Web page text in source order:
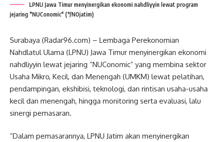
LPNU Jawa Timur menyinergikan ekonomi nahdliyyin lewat program
jejaring "NUConomic" (*/NOjatim)
Surabaya (Radar96.com) – Lembaga Perekonomian
Nahdlatul Ulama (LPNU) Jawa Timur menyinergikan ekonomi
nahdliyyin lewat jejaring “NUConomic” yang membina sektor
Usaha Mikro, Kecil, dan Menengah (UMKM) lewat pelatihan,
pendampingan, ekshibisi, teknologi, dan rintisan usaha-usaha
kecil dan menengah, hingga monitoring serta evaluasi, lalu
sinergi pemasaran.
“Dalam pemasarannya, LPNU Jatim akan menyinergikan